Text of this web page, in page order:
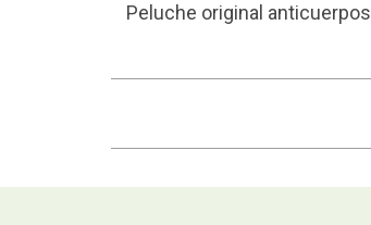
Peluche original anticuerpos